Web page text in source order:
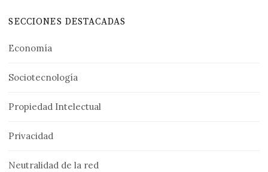
SECCIONES DESTACADAS
Economía
Sociotecnología
Propiedad Intelectual
Privacidad
Neutralidad de la red